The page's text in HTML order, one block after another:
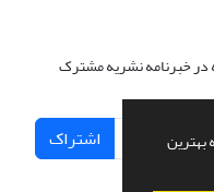
بهترین
در خبرنامه نشریه مشترک
اشتراک